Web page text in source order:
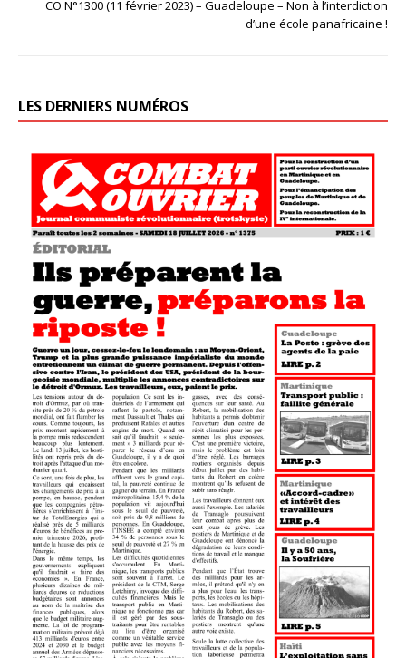
CO N°1300 (11 février 2023) – Guadeloupe – Non à l’interdiction
d’une école panafricaine !
LES DERNIERS NUMÉROS